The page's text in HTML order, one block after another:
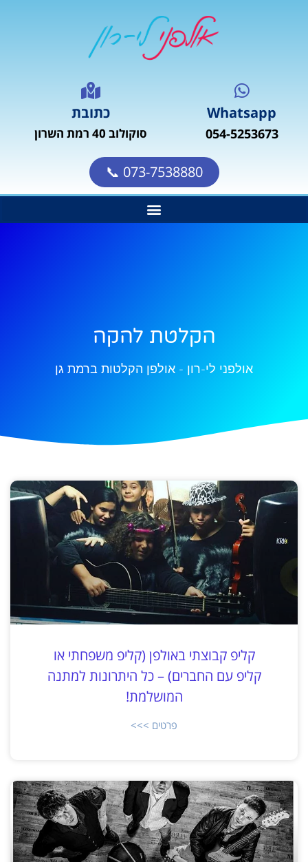
Whatsapp
054-5253673
כתובת
סוקולוב 40 רמת השרון
073-7538880 📞
הקלטת להקה
אולפני לי-רון - אולפן הקלטות ברמת גן
קליפ קבוצתי באולפן (קליפ משפחתי או
קליפ עם החברים) – כל היתרונות למתנה
המושלמת!
פרטים >>>